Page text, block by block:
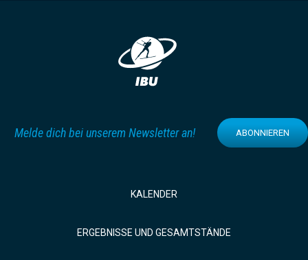
Melde dich bei unserem Newsletter an! ABONNIEREN
KALENDER
ERGEBNISSE UND GESAMTSTÄNDE